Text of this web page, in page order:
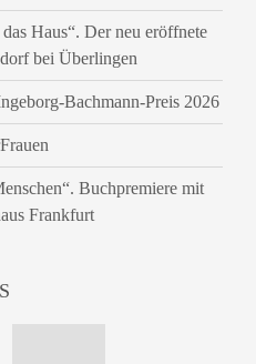
Haus“. Der neu eröffnete
bei Überlingen
Bachmann-Preis 2026
Buchpremiere mit
Frankfurt